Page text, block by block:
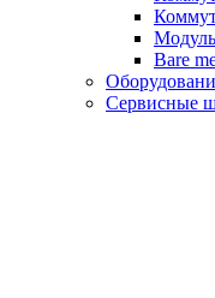
Bare
Сервисные